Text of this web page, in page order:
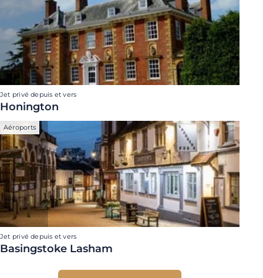
Jet privé depuis et vers
Honington
Aéroports
Jet privé depuis et vers
Basingstoke Lasham